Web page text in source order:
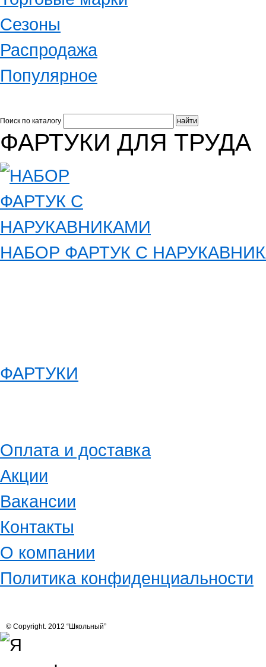
Сезоны
Распродажа
Популярное
Поиск по каталогу
ФАРТУКИ ДЛЯ ТРУДА
НАБОР ФАРТУК С
ФАРТУКИ
Оплата и доставка
Акции
Вакансии
Контакты
О компании
Политика конфиденциальности
© Copyright. 2012 “Школьный”